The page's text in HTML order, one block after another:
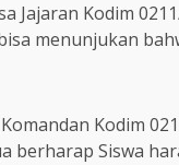
Jajaran Kodim
menunjukan
Kodim
berharap Siswa